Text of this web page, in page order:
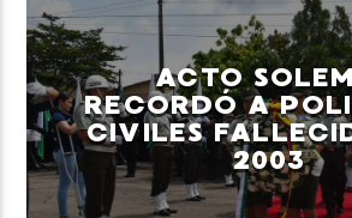
ACTO
RECORDÓ A
CIVILES
2003